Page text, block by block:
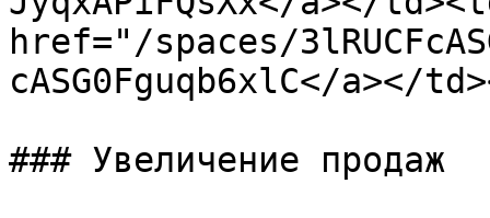
href="/spaces/
cASG0Fguqb6xlC</a></
### Увеличение продаж